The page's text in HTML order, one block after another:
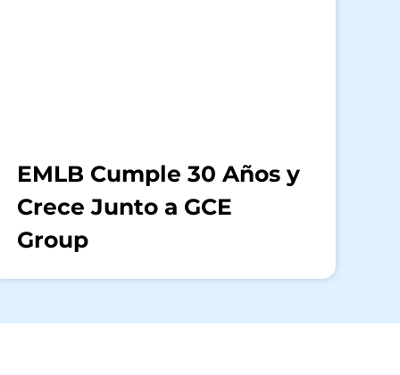
EMLB Cumple 30 Años y
Crece Junto a GCE
Group